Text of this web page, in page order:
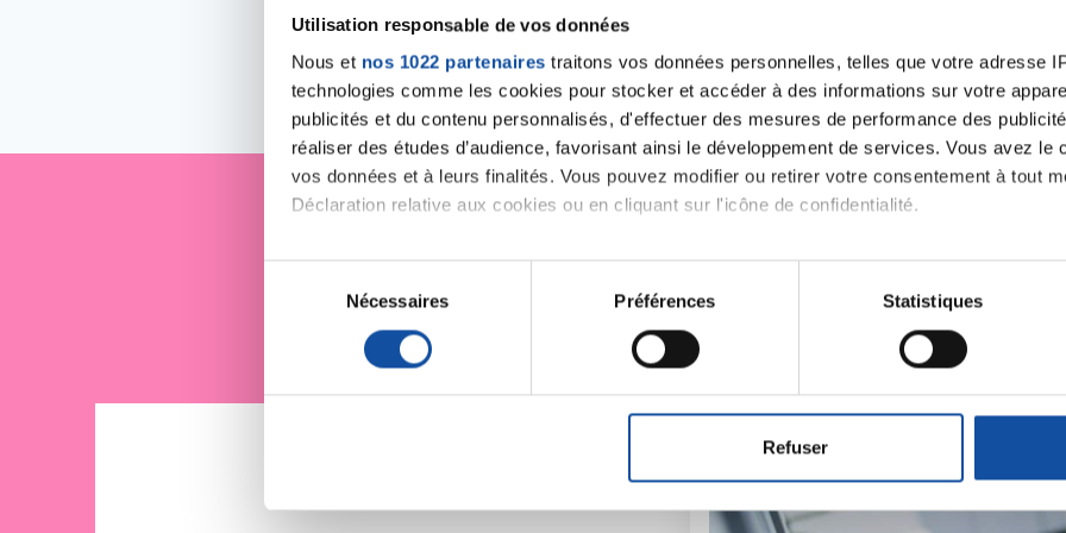
Utilisation responsable de vos données
Nous et nos 1022 partenaires traitons vos données personnelles, telles que votre adresse
technologies comme les cookies pour stocker et accéder à des informations sur votre
publicités et du contenu personnalisés, d'effectuer des mesures de performance des
réaliser des études d’audience, favorisant ainsi le développement de services. Vous avez le
vos données et à leurs finalités. Vous pouvez modifier ou retirer votre consentement à tout
Déclaration relative aux cookies ou en cliquant sur l'icône de confidentialité.
Si vous le permettez, nous aimerions également :
Collecter des informations sur votre localisation géographique qui peuvent être
digitales).
Pour en savoir plus sur le traitement de vos données personnelles et définir vos
. Vous pouvez modifier ou retirer votre consentement à tout moment à partir de la
partenaires de médias sociaux, de publicité et d'analyse, qui peuvent combiner celles-ci
n
Nécessaires Préférences Statistiques
Refuser
Je soutiensLa Ligue contre